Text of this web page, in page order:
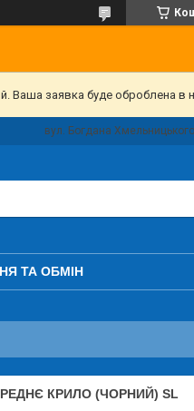
Ваша заявка буде оброблена в
вул. Богдана
ТА ОБМІН
КРИЛО (ЧОРНИЙ) SL